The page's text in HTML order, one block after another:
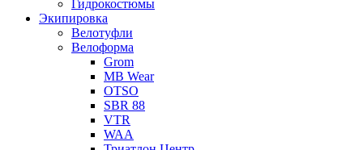
Гидрокостюмы
Экипировка
Велотуфли
Велоформа
Grom
MB Wear
OTSO
SBR 88
VTR
WAA